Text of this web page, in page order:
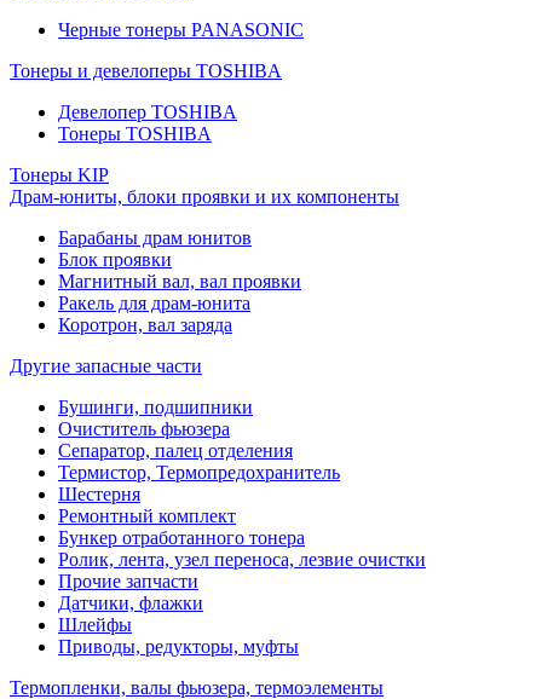
Черные тонеры PANASONIC
Тонеры и девелоперы TOSHIBA
Девелопер TOSHIBA
Тонеры TOSHIBA
Тонеры KIP
Драм-юниты, блоки проявки и их компоненты
Барабаны драм юнитов
Блок проявки
Магнитный вал, вал проявки
Ракель для драм-юнита
Коротрон, вал заряда
Другие запасные части
Бушинги, подшипники
Очиститель фьюзера
Сепаратор, палец отделения
Термистор, Термопредохранитель
Шестерня
Ремонтный комплект
Бункер отработанного тонера
Ролик, лента, узел переноса, лезвие очистки
Прочие запчасти
Датчики, флажки
Шлейфы
Приводы, редукторы, муфты
Термопленки, валы фьюзера, термоэлементы